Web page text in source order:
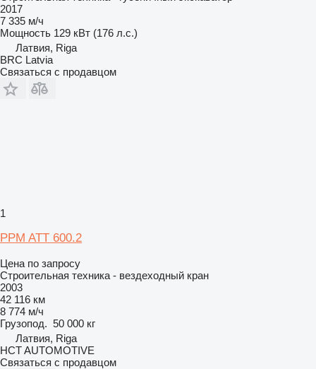
2017
7 335 м/ч
Мощность 129 кВт (176 л.с.)
Латвия, Riga
BRC Latvia
Связаться с продавцом
1
PPM ATT 600.2
Цена по запросу
Строительная техника - вездеходный кран
2003
42 116 км
8 774 м/ч
Грузопод. 50 000 кг
Латвия, Riga
HCT AUTOMOTIVE
Связаться с продавцом